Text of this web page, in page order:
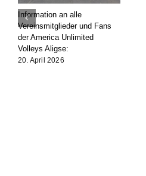
Information an alle
Vereinsmitglieder und Fans
der America Unlimited
Volleys Aligse:
20. April 2026